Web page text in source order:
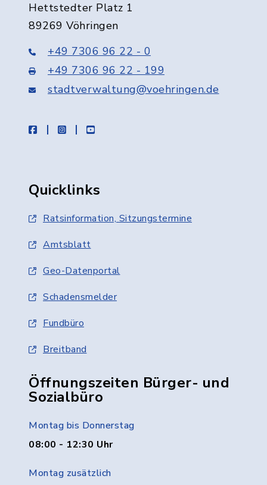
Hettstedter Platz 1
89269 Vöhringen
+49 7306 96 22 - 0
+49 7306 96 22 - 199
stadtverwaltung@voehringen.de
facebookinstagramyoutube
Quicklinks
Ratsinformation, Sitzungstermine
Amtsblatt
Geo-Datenportal
Schadensmelder
Fundbüro
Breitband
Öffnungszeiten Bürger- und
Sozialbüro
Montag bis Donnerstag
08:00 - 12:30 Uhr
Montag zusätzlich